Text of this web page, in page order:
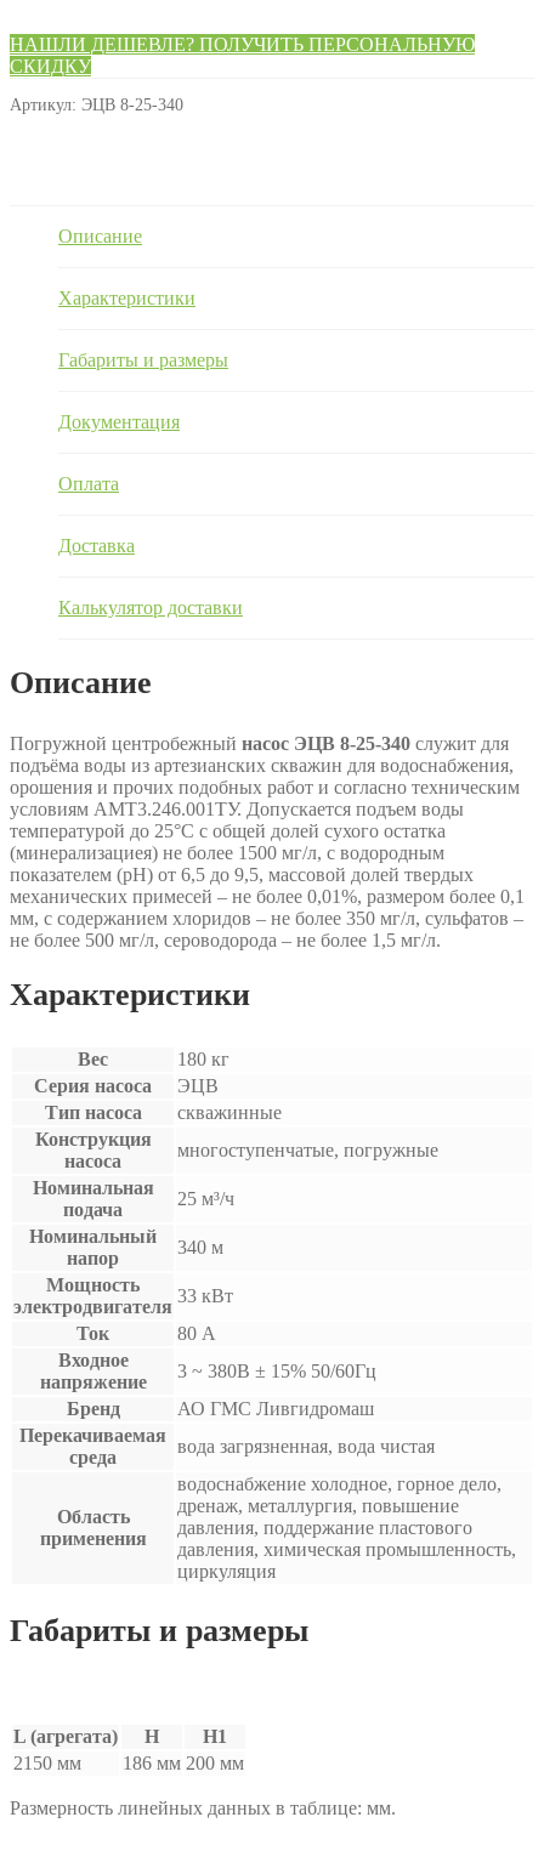
ЭЦВ
8-
25-
340
НАШЛИ ДЕШЕВЛЕ? ПОЛУЧИТЬ ПЕРСОНАЛЬНУЮ
СКИДКУ
Артикул: ЭЦВ 8-25-340
Описание
Характеристики
Габариты и размеры
Документация
Оплата
Доставка
Калькулятор доставки
Описание
Погружной центробежный насос ЭЦВ 8-25-340 служит для
подъёма воды из артезианских скважин для водоснабжения,
орошения и прочих подобных работ и согласно техническим
условиям АМТ3.246.001ТУ. Допускается подъем воды
температурой до 25°С с общей долей сухого остатка
(минерализациея) не более 1500 мг/л, с водородным
показателем (рН) от 6,5 до 9,5, массовой долей твердых
механических примесей – не более 0,01%, размером более 0,1
мм, с содержанием хлоридов – не более 350 мг/л, сульфатов –
не более 500 мг/л, сероводорода – не более 1,5 мг/л.
Характеристики
Вес
180 кг
Серия насоса
ЭЦВ
Тип насоса
скважинные
Конструкция
насоса
многоступенчатые, погружные
Номинальная
подача
25 м³/ч
Номинальный
напор
340 м
Мощность
электродвигателя
33 кВт
Ток
80 А
Входное
напряжение
3 ~ 380B ± 15% 50/60Гц
Бренд
АО ГМС Ливгидромаш
Перекачиваемая
среда
вода загрязненная, вода чистая
Область
применения
водоснабжение холодное, горное дело,
дренаж, металлургия, повышение
давления, поддержание пластового
давления, химическая промышленность,
циркуляция
Габариты и размеры
L (агрегата) H
H1
2150 мм
186 мм 200 мм
Размерность линейных данных в таблице: мм.